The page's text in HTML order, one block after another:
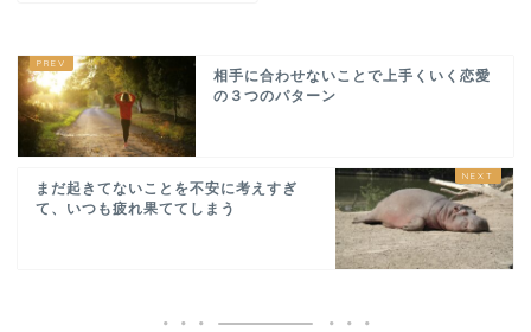
相手に合わせないことで上手くいく恋愛
の３つのパターン
まだ起きてないことを不安に考えすぎ
て、いつも疲れ果ててしまう